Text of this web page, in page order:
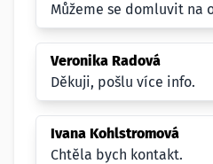
Můžeme se domluvit na
Veronika Radová
Děkuji, pošlu více info.
Ivana Kohlstromová
Chtěla bych kontakt.